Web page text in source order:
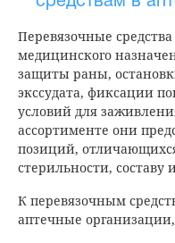
Перевязочные
медицинского
защиты раны,
экссудата, фиксации
условий для
ассортименте они
позиций,
стерильности, составу
К перевязочным
аптечные организации,